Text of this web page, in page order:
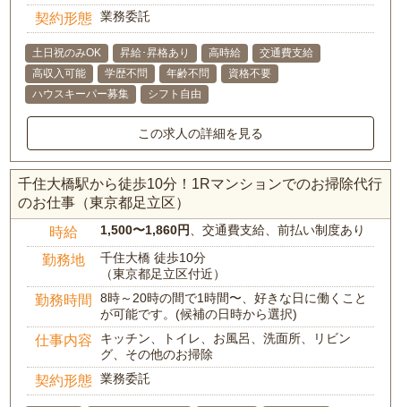
契約形態 業務委託
土日祝のみOK 昇給･昇格あり 高時給
交通費支給
高収入可能
学歴不問 年齢不問
資格不要
ハウスキーパー募集
シフト自由
この求人の詳細を見る
千住大橋駅から徒歩10分！1Rマンションでのお掃除代行
のお仕事（東京都足立区）
時給 1,500〜1,860円 、交通費支給、前払い制度あり
勤務地
千住大橋 徒歩10分
（東京都足立区付近）
勤務時間
8時～20時の間で1時間〜、好きな日に働くこと
が可能です。(候補の日時から選択)
仕事内容
キッチン、トイレ、お風呂、洗面所、リビン
グ、その他のお掃除
契約形態 業務委託